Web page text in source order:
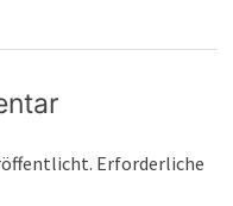
Erforderliche